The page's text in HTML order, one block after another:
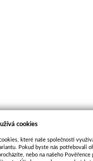
cookies
které naše společnosti
Pokud byste nás potřebovali
nebo na našeho